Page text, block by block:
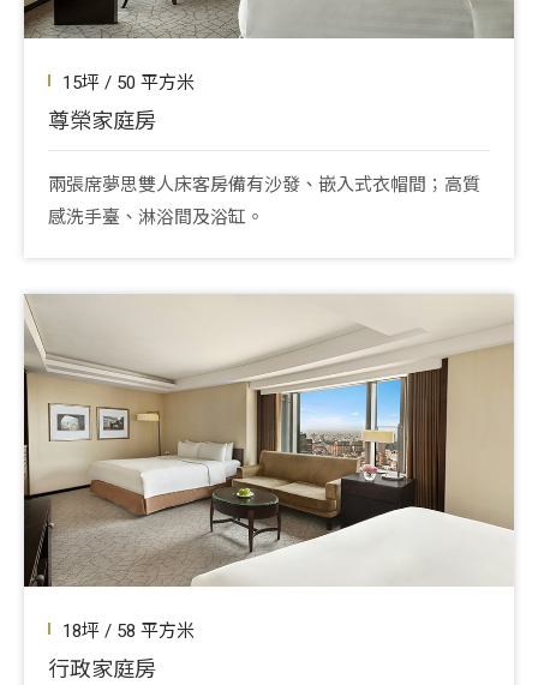
尊榮家庭房
15坪 / 50 平方米
兩張席夢思雙人床客房備有沙發、嵌入式衣帽間；高質
感洗手臺、淋浴間及浴缸。
行政家庭房
18坪 / 58 平方米